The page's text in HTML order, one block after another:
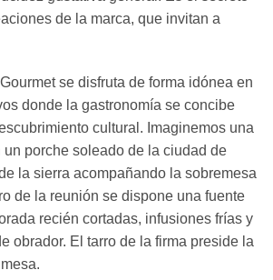
de la marca, que invitan a
se disfruta de forma idónea en
donde la gastronomía se concibe
cultural. Imaginemos una
un porche soleado de la ciudad de
la sierra acompañando la sobremesa
de la reunión se dispone una fuente
recién cortadas, infusiones frías y
obrador. El tarro de la firma preside la